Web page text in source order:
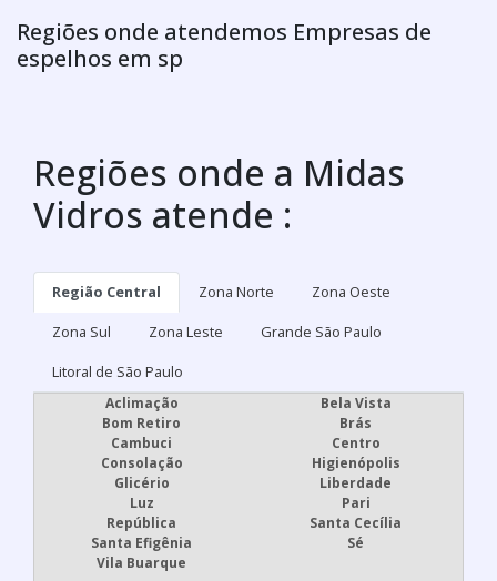
Regiões onde atendemos Empresas de
espelhos em sp
Regiões onde a Midas
Vidros atende :
Região Central Zona Norte
Zona Oeste
Zona Sul
Zona Leste
Grande São Paulo
Litoral de São Paulo
Aclimação
Bela Vista
Bom Retiro
Brás
Cambuci
Centro
Consolação
Higienópolis
Glicério
Liberdade
Luz
Pari
República
Santa Cecília
Santa Efigênia
Sé
Vila Buarque